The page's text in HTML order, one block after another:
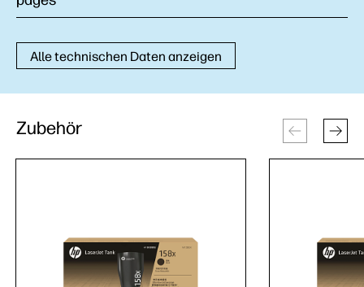
Alle technischen Daten anzeigen
Zubehör